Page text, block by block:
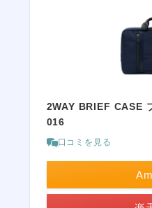
2WAY BRIEF CASE
016
口コミを見る